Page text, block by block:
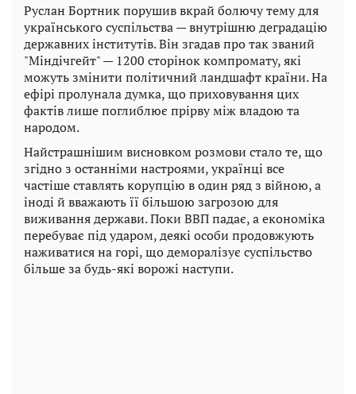
Руслан Бортник порушив вкрай болючу тему для
українського суспільства — внутрішню деградацію
державних інститутів. Він згадав про так званий
"Міндічгейт" — 1200 сторінок компромату, які
можуть змінити політичний ландшафт країни. На
ефірі пролунала думка, що приховування цих
фактів лише поглиблює прірву між владою та
народом.
Найстрашнішим висновком розмови стало те, що
згідно з останніми настроями, українці все
частіше ставлять корупцію в один ряд з війною, а
іноді й вважають її більшою загрозою для
виживання держави. Поки ВВП падає, а економіка
перебуває під ударом, деякі особи продовжують
наживатися на горі, що деморалізує суспільство
більше за будь-які ворожі наступи.